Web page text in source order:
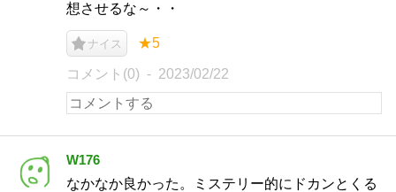
想させるな～・・
ナイス ★5
コメント(0) 2023/02/22
W176
なかなか良かった。ミステリー的にドカンとくる